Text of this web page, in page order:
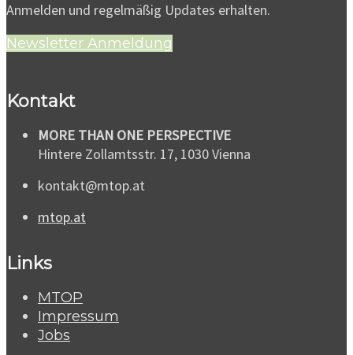
Anmelden und regelmäßig Updates erhalten.
Newsletter Anmeldung
Kontakt
MORE THAN ONE PERSPECTIVE
Hintere Zollamtsstr. 17, 1030 Vienna
kontakt@mtop.at
mtop.at
Links
MTOP
Impressum
Jobs